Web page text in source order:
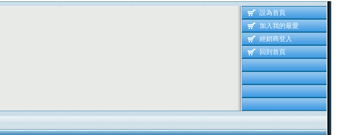
設為首頁
加入我的最愛
經銷商登入
回到首頁